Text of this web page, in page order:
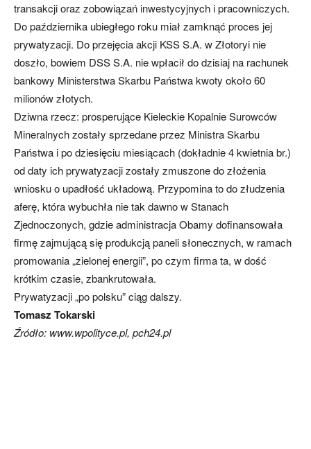
transakcji oraz zobowiązań inwestycyjnych i pracowniczych.
Do października ubiegłego roku miał zamknąć proces jej
prywatyzacji. Do przejęcia akcji KSS S.A. w Złotoryi nie
doszło, bowiem DSS S.A. nie wpłacił do dzisiaj na rachunek
bankowy Ministerstwa Skarbu Państwa kwoty około 60
milionów złotych.
Dziwna rzecz: prosperujące Kieleckie Kopalnie Surowców
Mineralnych zostały sprzedane przez Ministra Skarbu
Państwa i po dziesięciu miesiącach (dokładnie 4 kwietnia br.)
od daty ich prywatyzacji zostały zmuszone do złożenia
wniosku o upadłość układową. Przypomina to do złudzenia
aferę, która wybuchła nie tak dawno w Stanach
Zjednoczonych, gdzie administracja Obamy dofinansowała
firmę zajmującą się produkcją paneli słonecznych, w ramach
promowania „zielonej energii”, po czym firma ta, w dość
krótkim czasie, zbankrutowała.
Prywatyzacji „po polsku” ciąg dalszy.
Tomasz Tokarski
Źródło: www.wpolityce.pl, pch24.pl